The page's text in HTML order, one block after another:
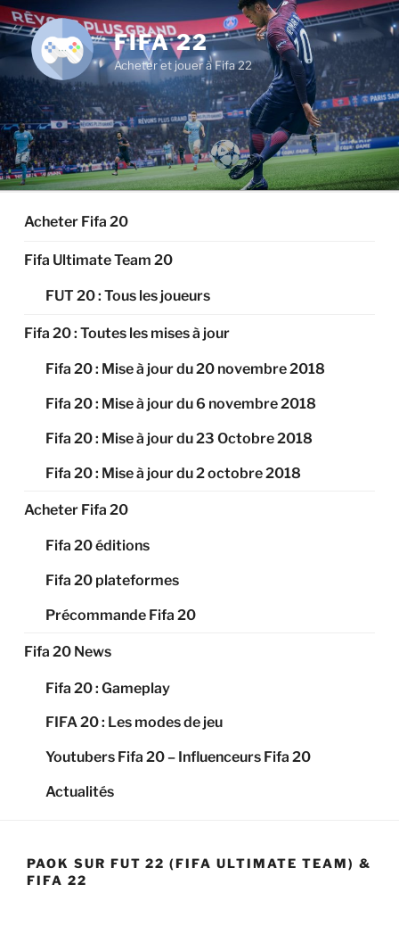
Aller
au
contenu
principal
FIFA 22
Acheter et jouer à Fifa 22
Acheter Fifa 20
Fifa Ultimate Team 20
FUT 20 : Tous les joueurs
Fifa 20 : Toutes les mises à jour
Fifa 20 : Mise à jour du 20 novembre 2018
Fifa 20 : Mise à jour du 6 novembre 2018
Fifa 20 : Mise à jour du 23 Octobre 2018
Fifa 20 : Mise à jour du 2 octobre 2018
Acheter Fifa 20
Fifa 20 éditions
Fifa 20 plateformes
Précommande Fifa 20
Fifa 20 News
Fifa 20 : Gameplay
FIFA 20 : Les modes de jeu
Youtubers Fifa 20 – Influenceurs Fifa 20
Actualités
PAOK SUR FUT 22 (FIFA ULTIMATE TEAM) &
FIFA 22